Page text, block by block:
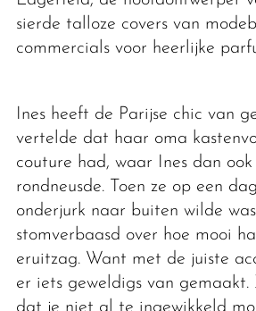
sierde talloze covers van
commercials voor heerlijke
Ines heeft de Parijse chic van
vertelde dat haar oma
couture had, waar Ines dan
rondneusde. Toen ze op een
onderjurk naar buiten wilde
stomverbaasd over hoe mooi
eruitzag. Want met de juiste
er iets geweldigs van
dat je niet al te ingewikkeld